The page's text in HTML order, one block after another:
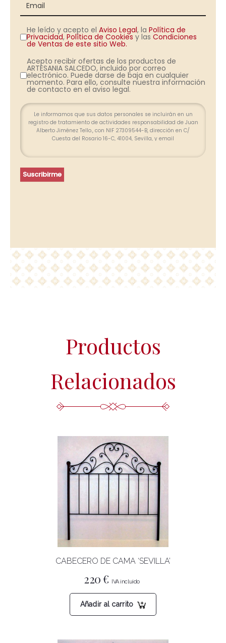
He leído y acepto el Aviso Legal, la Política de
Privacidad, Política de Cookies y las Condiciones
de Ventas de este sitio Web.
Acepto recibir ofertas de los productos de
ARTESANIA SALCEDO, incluido por correo
electrónico. Puede darse de baja en cualquier
momento. Para ello, consulte nuestra información
de contacto en el aviso legal.
Le informamos que sus datos personales se incluirán en un
registro de tratamiento de actividades responsabilidad de Juan
Alberto Jiménez Tello., con NIF 27309544-B, dirección en C/
Cuesta del Rosario 16-C, 41004, Sevilla, y email
profesional y, durante los plazos exigidos por ley para atender
eventuales responsabilidades finalizada la relación. Se
Suscribirme
Productos
Relacionados
CABECERO DE CAMA ‘SEVILLA’
220€
Añadir al carrito